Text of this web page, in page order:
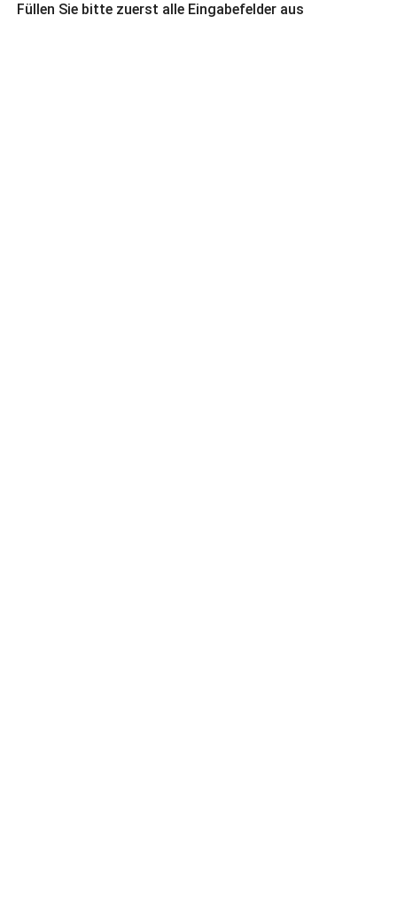
Füllen Sie bitte zuerst alle Eingabefelder aus